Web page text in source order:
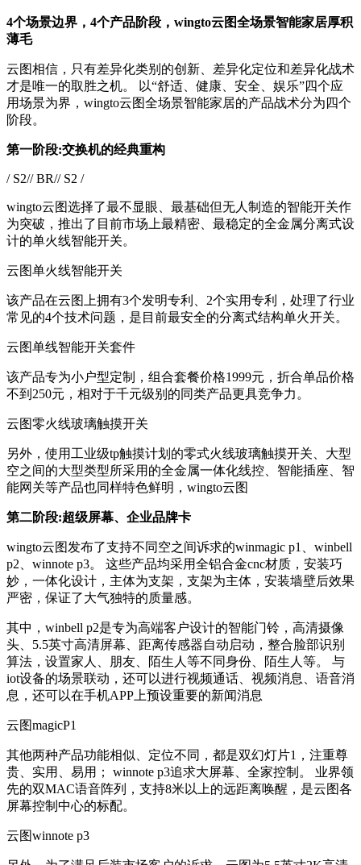
4个场景边界，4个产品阶段，wingto云图全场景智能家居厚积
薄毛
云图相信，只有差异化类别的创新、差异化定位和差异化战术
才是唯一的取胜之机。 以“舒适、健康、安全、娱乐”四个应
用场景为界，wingto云图全场景智能家居的产品战术分为四个
阶段。
第一阶段:交换机的经典重构
/ S2// BR// S2 /
wingto云图选择了最不显眼、最基础但无人制造的智能开关作
为突破，推出了目前市场上最精密、最稳定的全金属分离式设
计的单火线智能开关。
云图单火线智能开关
该产品在云图上拥有3个发明专利、2个实用专利，处理了行业
常见的4个技术问题，是目前最安全的分离式结构单火开关。
云图单线智能开关套件
该产品专为小户型定制，组合套餐价格1999元，折合单品价格
不到250元，相对于千元级别的同类产品更具竞争力。
云图零火线玻璃触摸开关
另外，使用工业级tp触摸计划的零式火线玻璃触摸开关、大型
空之间的大型类型所采用的全金属一体化线控、智能插座、智
能网关等产品也同样特色鲜明，wingto云图
第二阶段:超级屏幕、企业品牌卡
wingto云图发布了支持不同空之间诉求的winmagic p1、winbell
p2、winnote p3。 这些产品均采用全铝合金cnc材质，安装巧
妙，一体化设计，主体为支架，支架为主体，安装墙壁后效果
严密，保证了大气独特的质量感。
其中，winbell p2是专为高端客户设计的智能门铃，高清摄像
头、5.5英寸高清屏幕、距离传感器自动启动，整合脸部识别
算法，设置家人、朋友、陌生人等不同身份、陌生人等。 与
iot设备的场景联动，还可以进行视频通话、视频消息、语音消
息，还可以在手机APP上预设重要的新闻消息
云图magicP1
其他两种产品功能相似、定位不同，都是双幻灯片1，注重尊
贵、实用、易用； winnote p3追求大屏幕、全家控制。 业界领
先的双MAC语音阵列，支持8米以上的远距离唤醒，是云图各
屏幕控制中心的标配。
云图winnote p3